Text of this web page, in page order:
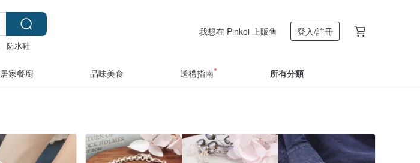
防水鞋
我想在 Pinkoi 上販售 登入/註冊
居家餐廚 品味美食 送禮指南 所有分類